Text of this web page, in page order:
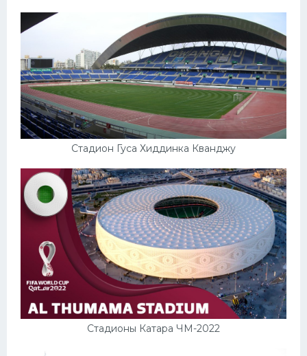
Стадион Гуса Хиддинка Кванджу
Стадионы Катара ЧМ-2022